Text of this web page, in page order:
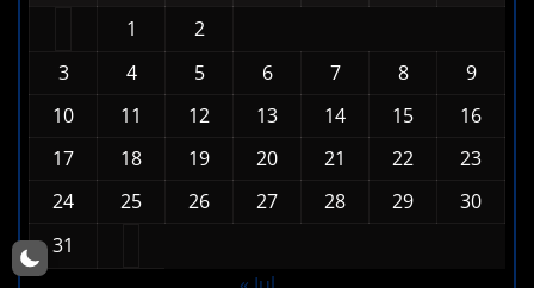
1
2
3
4 5 6 7 8
9
10
11 12 13 14 15
16
17
18 19 20 21 22
23
24
25 26 27 28 29
30
31
« Jul